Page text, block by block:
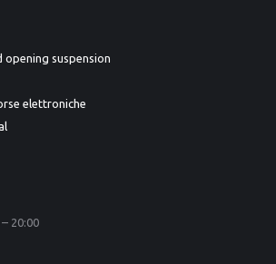
opening suspension
elettroniche
20:00